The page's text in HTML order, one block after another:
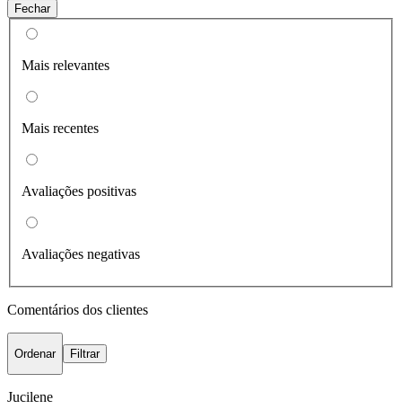
Fechar
Mais relevantes
Mais recentes
Avaliações positivas
Avaliações negativas
Comentários dos clientes
Ordenar Filtrar
Jucilene